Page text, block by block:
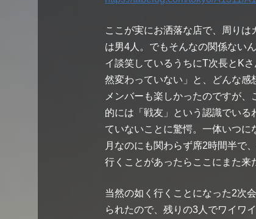
ここが実にお洒落な店で、周り
は男4人。でもそんなの関係ない
イ談笑しているうちにT次長とK
然変わっていない」と、どんな
メンバーも楽しかったのですが
的には「戦友」という認識でい
ていないことに驚愕。一体いつ
月なのにも関わらず席2時間半で
行くことがあったらここにまた来
当然の如く行くことになった2次
られたので、残りの3人でワイワ